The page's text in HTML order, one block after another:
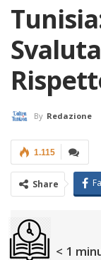
By Redazione
1.115
Share
< 1